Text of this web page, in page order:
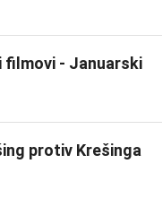
filmovi - Januarski
protiv Krešinga